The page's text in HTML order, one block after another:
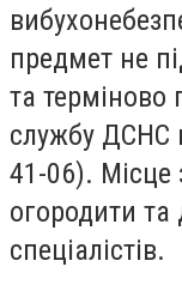
предмет не
та терміново
службу ДСНС
41-06). Місце
огородити та
спеціалістів.